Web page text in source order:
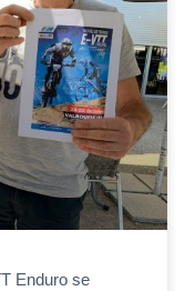
Enduro se